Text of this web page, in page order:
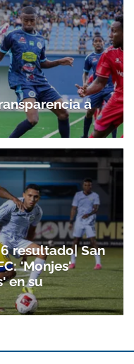
a
resultado| San
'Monjes'
en su